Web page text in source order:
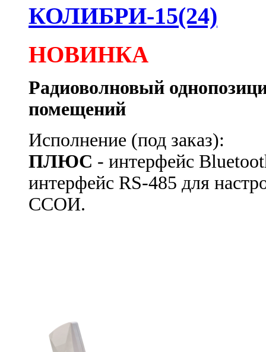
КОЛИБРИ-15(24)
НОВИНКА
Радиоволновый
помещений
Исполнение (под заказ):
ПЛЮС - интерфейс
интерфейс RS-485 для
ССОИ.